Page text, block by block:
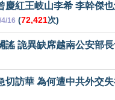
慶紅王岐山李希 李幹傑
16 (72,421次)
謠 詭異缺席越南公安部
切訪華 為何遭中共外交